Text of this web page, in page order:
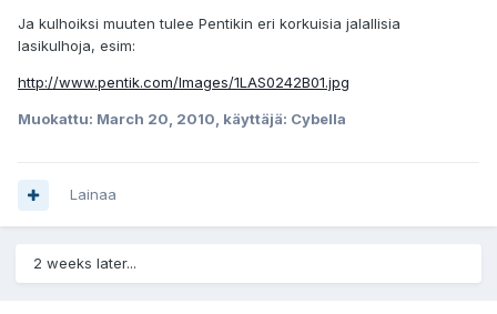
Ja kulhoiksi muuten tulee Pentikin eri korkuisia jalallisia
lasikulhoja, esim:
http://www.pentik.com/Images/1LAS0242B01.jpg
Muokattu: March 20, 2010 , käyttäjä: Cybella
Lainaa
2 weeks later...